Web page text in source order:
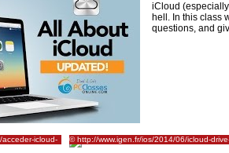
iCloud
hell. In this class
questions, and
icloud-
© http://www.igen.fr/ios/2014/06/icloud-
apple-crea-le-finder-dios-86195